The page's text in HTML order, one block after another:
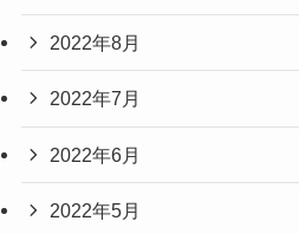
2022年8月
2022年7月
2022年6月
2022年5月